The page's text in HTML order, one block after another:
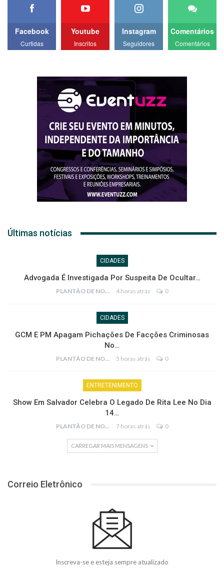
Facebook
Curtidas
Youtube
Inscritos
Instagram
Seguidores
Comentários
Comentários
Últimas notícias
CIDADES
Advogada É Investigada Por Suspeita De Ocultar…
PLANTÃO DE NOTÍCIAS 4 horas atrás 0
CIDADES
GCM E PM Apagam Pichações De Facções Criminosas
No…
PLANTÃO DE NOTÍCIAS 5 horas atrás 0
ENTRETENIMENTO
Show Em Salvador Celebra O Legado De Rita Lee No Dia
14…
PLANTÃO DE NOTÍCIAS 7 horas atrás 0
CARREGAR MAIS MENSAGENS
Correio Eletrônico
Inscreva-se e esteja sempre atualizado